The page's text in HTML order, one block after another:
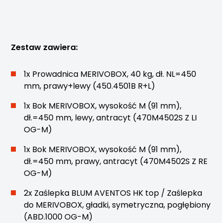
Zestaw zawiera:
1x Prowadnica MERIVOBOX, 40 kg, dł. NL=450
mm, prawy+lewy (450.4501B R+L)
1x Bok MERIVOBOX, wysokość M (91 mm),
dł.=450 mm, lewy, antracyt (470M4502S Z LI
OG-M)
1x Bok MERIVOBOX, wysokość M (91 mm),
dł.=450 mm, prawy, antracyt (470M4502S Z RE
OG-M)
2x Zaślepka BLUM AVENTOS HK top / Zaślepka
do MERIVOBOX, gładki, symetryczna, pogłębiony
(ABD.1000 OG-M)